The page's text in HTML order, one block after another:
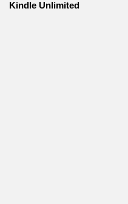
Kindle Unlimited